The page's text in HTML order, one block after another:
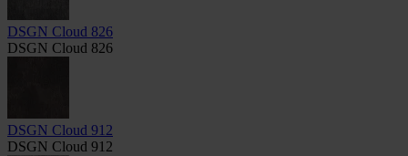
DSGN Cloud 826
DSGN Cloud 826
DSGN Cloud 912
DSGN Cloud 912